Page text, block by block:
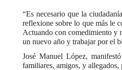
“Es necesario que la
reflexione sobre lo que más le
Actuando con comedimiento y
un nuevo año y trabajar por el
José Manuel López,
familiares, amigos, y